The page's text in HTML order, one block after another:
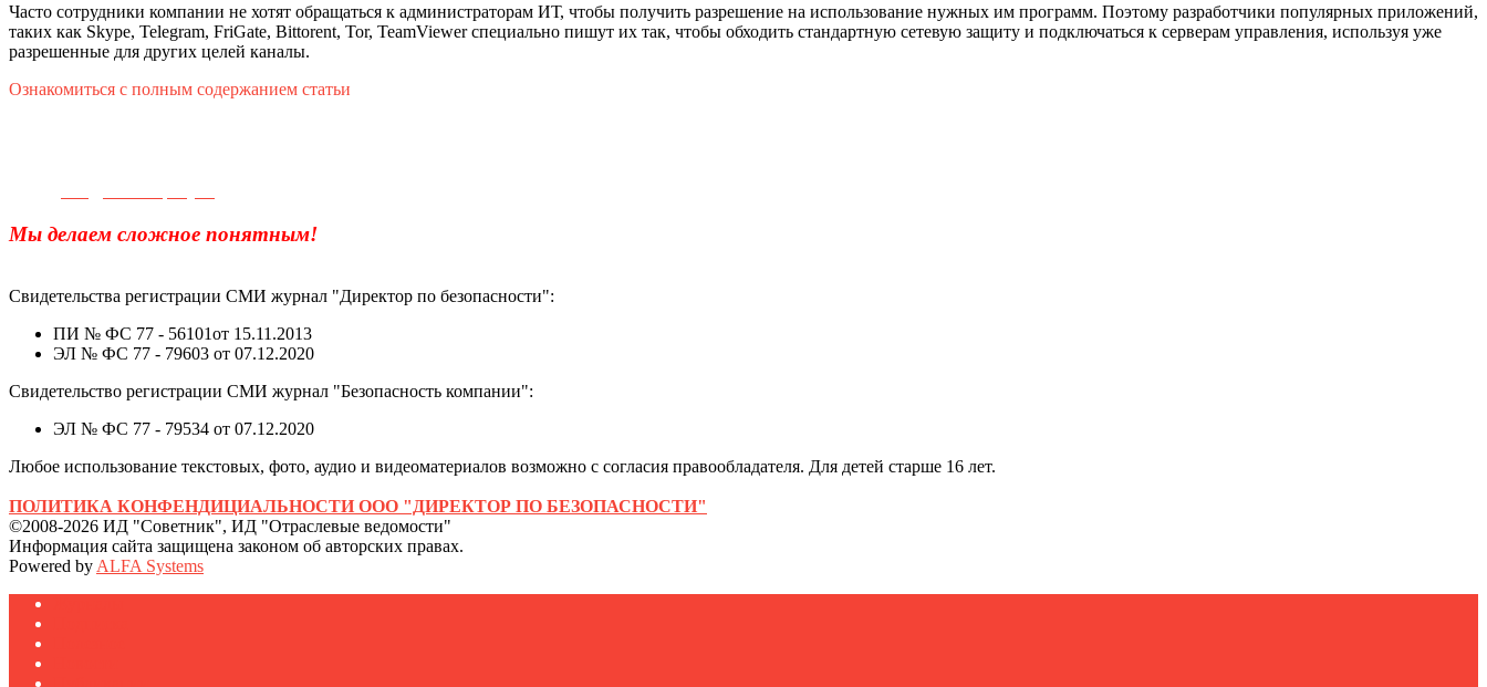
Часто сотрудники компании не хотят обращаться к администраторам ИТ, чтобы получить разрешение на использование нужных им программ. Поэтому разработчики популярных приложений,
таких как Skype, Telegram, FriGate, Bittorent, Tor, TeamViewer специально пишут их так, чтобы обходить стандартную сетевую защиту и подключаться к серверам управления, используя уже
разрешенные для других целей каналы.
Ознакомиться с полным содержанием статьи
Мы делаем сложное понятным!
Свидетельства регистрации СМИ журнал "Директор по безопасности":
ПИ № ФС 77 - 56101от 15.11.2013
ЭЛ № ФС 77 - 79603 от 07.12.2020
Свидетельство регистрации СМИ журнал "Безопасность компании":
ЭЛ № ФС 77 - 79534 от 07.12.2020
Любое использование текстовых, фото, аудио и видеоматериалов возможно с согласия правообладателя. Для детей старше 16 лет.
ПОЛИТИКА КОНФЕНДИЦИАЛЬНОСТИ ООО "ДИРЕКТОР ПО БЕЗОПАСНОСТИ"
©2008-2026 ИД "Советник", ИД "Отраслевые ведомости"
Информация сайта защищена законом об авторских правах.
Powered by ALFA Systems